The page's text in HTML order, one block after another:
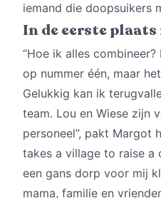
iemand die doopsuikers
In de eerste plaats
“Hoe ik alles
op nummer één, maar
Gelukkig kan ik
team. Lou en Wiese zijn
personeel”, pakt Margot
takes a village to raise a
een gans dorp voor mij
mama, familie en